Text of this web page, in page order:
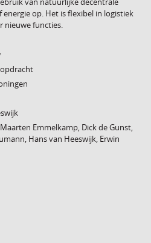
op. Het is flexibel in logistiek
nieuwe functies.
Emmelkamp, Dick de Gunst,
Hans van Heeswijk, Erwin